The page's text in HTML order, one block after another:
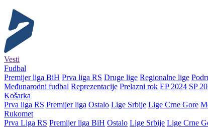
Vesti
Fudbal
Premijer liga BiH Prva liga RS Druge lige Regionalne lige
Međunarodni fudbal Reprezentacije Prelazni rok EP 2024 SP
Košarka
Prva liga RS Premijer liga Ostalo Lige Srbije Lige Crne Gore
Rukomet
Prva Liga RS Premijer liga BiH Ostalo Lige Srbije Lige Crne